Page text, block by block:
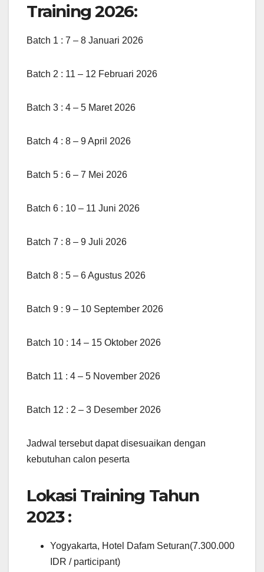
Training 2026:
Batch 1 : 7 – 8 Januari 2026
Batch 2 : 11 – 12 Februari 2026
Batch 3 : 4 – 5 Maret 2026
Batch 4 : 8 – 9 April 2026
Batch 5 : 6 – 7 Mei 2026
Batch 6 : 10 – 11 Juni 2026
Batch 7 : 8 – 9 Juli 2026
Batch 8 : 5 – 6 Agustus 2026
Batch 9 : 9 – 10 September 2026
Batch 10 : 14 – 15 Oktober 2026
Batch 11 : 4 – 5 November 2026
Batch 12 : 2 – 3 Desember 2026
Jadwal tersebut dapat disesuaikan dengan
kebutuhan calon peserta
Lokasi Training Tahun
2023 :
Yogyakarta, Hotel Dafam Seturan(7.300.000
IDR / participant)